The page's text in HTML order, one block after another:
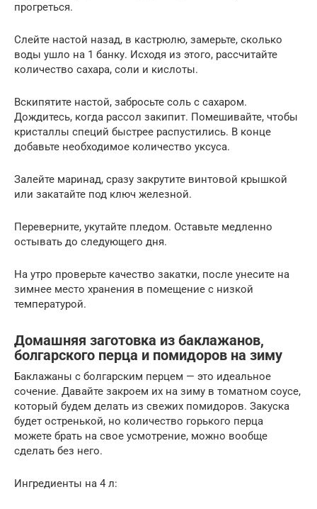
прогреться.
Слейте настой назад, в кастрюлю, замерьте, сколько
воды ушло на 1 банку. Исходя из этого, рассчитайте
количество сахара, соли и кислоты.
Вскипятите настой, забросьте соль с сахаром.
Дождитесь, когда рассол закипит. Помешивайте, чтобы
кристаллы специй быстрее распустились. В конце
добавьте необходимое количество уксуса.
Залейте маринад, сразу закрутите винтовой крышкой
или закатайте под ключ железной.
Переверните, укутайте пледом. Оставьте медленно
остывать до следующего дня.
На утро проверьте качество закатки, после унесите на
зимнее место хранения в помещение с низкой
температурой.
Домашняя заготовка из баклажанов,
болгарского перца и помидоров на зиму
Баклажаны с болгарским перцем — это идеальное
сочение. Давайте закроем их на зиму в томатном соусе,
который будем делать из свежих помидоров. Закуска
будет остренькой, но количество горького перца
можете брать на свое усмотрение, можно вообще
сделать без него.
Ингредиенты на 4 л: